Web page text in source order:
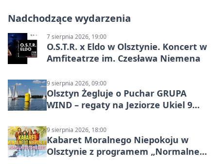
Nadchodzące wydarzenia
7 sierpnia 2026, 19:00
O.S.T.R. x Eldo w Olsztynie. Koncert w
Amfiteatrze im. Czesława Niemena
9 sierpnia 2026, 09:00
Olsztyn Żegluje o Puchar GRUPA
WIND – regaty na Jeziorze Ukiel 9
9 sierpnia 2026, 18:00
Kabaret Moralnego Niepokoju w
Olsztynie z programem „Normalne